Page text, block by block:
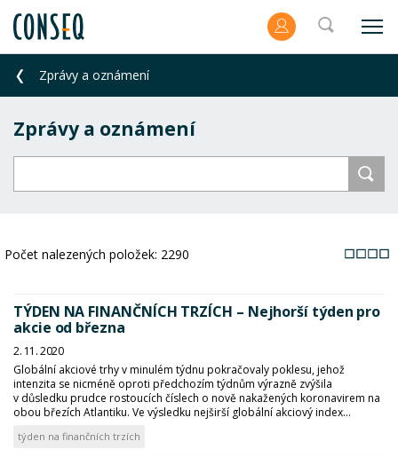
Zprávy a oznámení
Zprávy a oznámení
Počet nalezených položek: 2290
TÝDEN NA FINANČNÍCH TRZÍCH – Nejhorší týden pro
akcie od března
2. 11. 2020
Globální akciové trhy v minulém týdnu pokračovaly poklesu, jehož
intenzita se nicméně oproti předchozím týdnům výrazně zvýšila
v důsledku prudce rostoucích číslech o nově nakažených koronavirem na
obou březích Atlantiku. Ve výsledku nejširší globální akciový index...
týden na finančních trzích